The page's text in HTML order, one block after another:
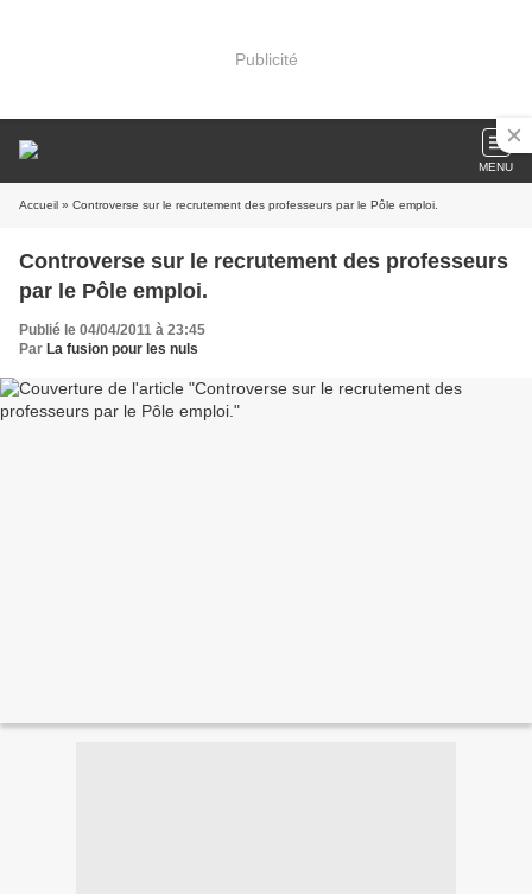
Publicité
MENU
Accueil » Controverse sur le recrutement des professeurs par le Pôle emploi.
Controverse sur le recrutement des professeurs
par le Pôle emploi.
Publié le 04/04/2011 à 23:45
Par La fusion pour les nuls